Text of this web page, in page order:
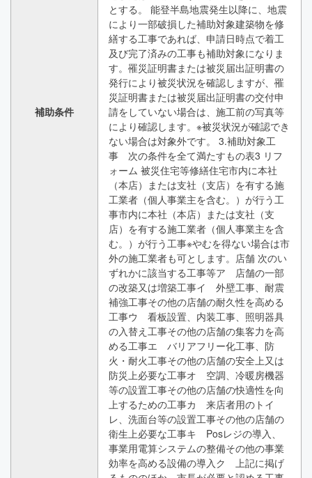
補助条件
とする。 能登半島地震発生以降に、地震
により一部破損した補助対象建築物を修
繕する工事であれば、申請日時点で着工
及び完了済みの工事も補助対象になりま
す。罹災証明書または被災届出証明書の
発行により被災状況を確認しますが、罹
災証明書または被災届出証明書の交付申
請をしていない場合は、施工前の写真等
により確認します。※被災状況が確認でき
ない場合は対象外です。 3.補助対象工
事 次の条件を全て満たすもの表3 リフ
ォーム 被災住宅等修繕住宅市内に本社
（本店）または支社（支店）を有する施
工業者（個人事業主を含む。）が行う工
事市内に本社（本店）または支社（支
店）を有する施工業者（個人事業主を含
む。）が行う工事※やむを得ない場合は市
外の施工業者も可とします。店舗 次のい
ずれかに該当する工事等ア 店舗の一部
の改築又は増築工事イ 外壁工事、耐震
補強工事その他の店舗の耐久性を高める
工事ウ 看板設置、内装工事、照明器具
の入替え工事その他の店舗の集客力を高
める工事エ バリアフリー化工事、防
火・耐火工事その他の店舗の安全上又は
防災上必要な工事オ 空調、冷暖房機器
等の設置工事その他の店舗の快適性を向
上するための工事カ 来店者用のトイ
レ、洗面台等の設置工事その他の店舗の
衛生上必要な工事キ Posレジの導入、
事業用電算システムの整備その他の事業
効率を高める設備の導入ク 上記に掲げ